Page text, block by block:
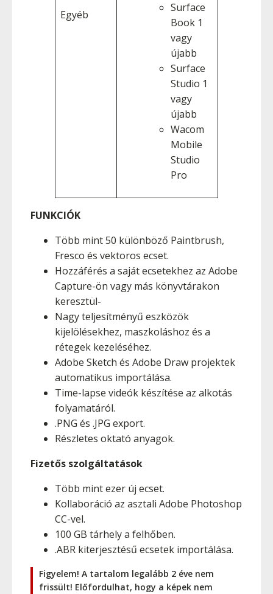
Egyéb
Surface
Book 1
vagy
újabb
Surface
Studio 1
vagy
újabb
Wacom
Mobile
Studio
Pro
FUNKCIÓK
Több mint 50 különböző Paintbrush,
Fresco és vektoros ecset.
Hozzáférés a saját ecsetekhez az Adobe
Capture-ön vagy más könyvtárakon
keresztül-
Nagy teljesítményű eszközök
kijelölésekhez, maszkoláshoz és a
rétegek kezeléséhez.
Adobe Sketch és Adobe Draw projektek
automatikus importálása.
Time-lapse videók készítése az alkotás
folyamatáról.
.PNG és .JPG export.
Részletes oktató anyagok.
Fizetős szolgáltatások
Több mint ezer új ecset.
Kollaboráció az asztali Adobe Photoshop
CC-vel.
100 GB tárhely a felhőben.
.ABR kiterjesztésű ecsetek importálása.
Figyelem! A tartalom legalább 2 éve nem
frissült! Előfordulhat, hogy a képek nem